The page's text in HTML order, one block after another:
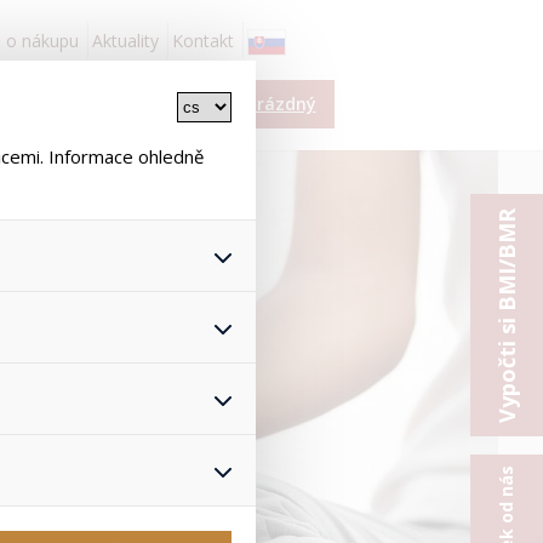
Vypočti si BMI/BMR
o nákupu Aktuality Kontakt
Košík je prázdný
Informace ohledně
s uživáním cookies. Pro
nedokážeme zjistit
se nevhodným